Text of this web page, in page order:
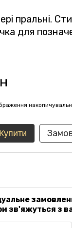
пральні.
для
Купити
зв'яжуться з